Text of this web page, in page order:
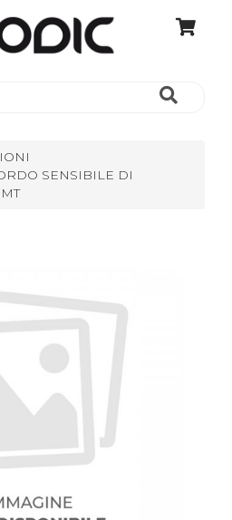
SENSIBILE DI